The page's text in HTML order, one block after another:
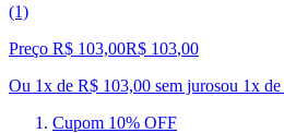
(1)
Preço R$ 103,00R$ 103,00
Ou 1x de R$ 103,00 sem jurosou 1x de
Cupom 10% OFF